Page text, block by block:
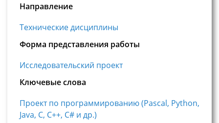
Направление
Технические дисциплины
Форма представления работы
Исследовательский проект
Ключевые слова
Проект по программированию (Pascal, Python,
Java, С, С++, C# и др.)